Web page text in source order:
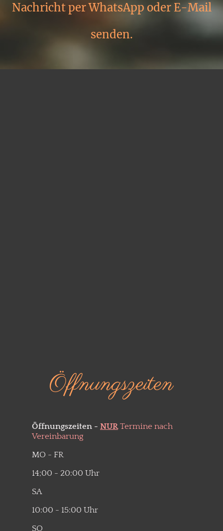
Nachricht per WhatsApp oder E-Mail
senden.
Öffnungszeiten
Öffnungszeiten - NUR Termine nach
Vereinbarung
MO - FR
14;00 - 20:00 Uhr
SA
10:00 - 15:00 Uhr
SO